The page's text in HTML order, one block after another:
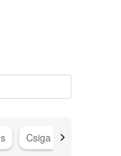
Csiga gép kiegészítő